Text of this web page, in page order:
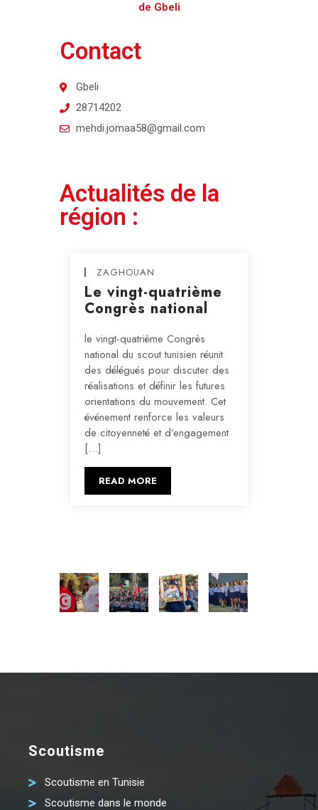
de Gbeli
Contact
Gbeli
28714202
mehdi.jomaa58@gmail.com
Actualités de la
région :
ZAGHOUAN
Le vingt-quatrième
Congrès national
le vingt-quatrième Congrès
national du scout tunisien réunit
des délégués pour discuter des
réalisations et définir les futures
orientations du mouvement. Cet
événement renforce les valeurs
de citoyenneté et d’engagement
[…]
READ MORE
Scoutisme
Scoutisme en Tunisie
Scoutisme dans le monde